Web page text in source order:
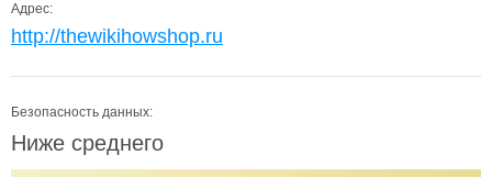
Адрес:
http://thewikihowshop.ru
Безопасность данных:
Ниже среднего